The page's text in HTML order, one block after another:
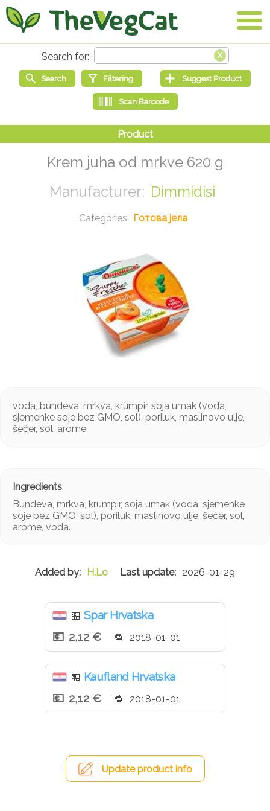
Krem juha od mrkve 620 g
Dimmidisi
Готова јела
voda, bundeva, mrkva, krumpir, soja umak (voda,
sjemenke soje bez GMO, sol), poriluk, maslinovo ulje,
šećer, sol, arome
Bundeva, mrkva, krumpir, soja umak (voda, sjemenke
soje bez GMO, sol), poriluk, maslinovo ulje, šećer, sol,
arome, voda.
H.Lo 2026-01-29
🏪 Spar Hrvatska
2,12 €
2018-01-01
🏪 Kaufland Hrvatska
2,12 €
2018-01-01
Update product info